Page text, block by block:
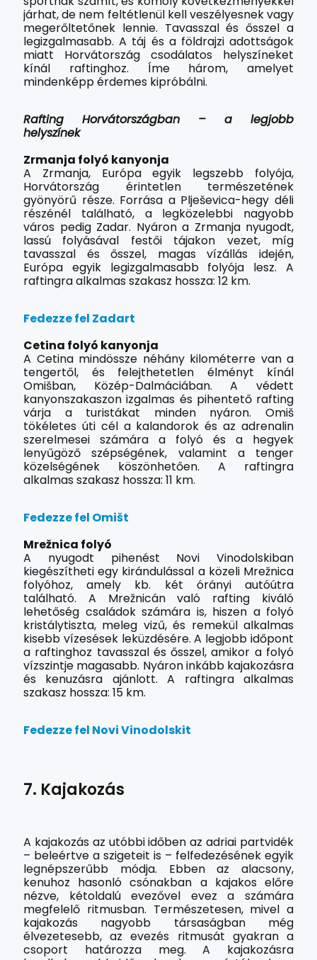
járhat, de nem feltétlenül kell veszélyesnek vagy
megerőltetőnek lennie. Tavasszal és ősszel a
legizgalmasabb. A táj és a földrajzi adottságok
miatt Horvátország csodálatos helyszíneket
kínál raftinghoz. Íme három, amelyet
mindenképp érdemes kipróbálni.
Rafting Horvátországban – a legjobb
helyszínek
Zrmanja folyó kanyonja
A Zrmanja, Európa egyik legszebb folyója,
Horvátország érintetlen természetének
gyönyörű része. Forrása a Plješevica-hegy déli
részénél található, a legközelebbi nagyobb
város pedig Zadar. Nyáron a Zrmanja nyugodt,
lassú folyásával festői tájakon vezet, míg
tavasszal és ősszel, magas vízállás idején,
Európa egyik legizgalmasabb folyója lesz. A
raftingra alkalmas szakasz hossza: 12 km.
Fedezze fel Zadart
Cetina folyó kanyonja
A Cetina mindössze néhány kilométerre van a
tengertől, és felejthetetlen élményt kínál
Omišban, Közép-Dalmáciában. A védett
kanyonszakaszon izgalmas és pihentető rafting
várja a turistákat minden nyáron. Omiš
tökéletes úti cél a kalandorok és az adrenalin
szerelmesei számára a folyó és a hegyek
lenyűgöző szépségének, valamint a tenger
közelségének köszönhetően. A raftingra
alkalmas szakasz hossza: 11 km.
Fedezze fel Omišt
Mrežnica folyó
A nyugodt pihenést Novi Vinodolskiban
kiegészítheti egy kirándulással a közeli Mrežnica
folyóhoz, amely kb. két órányi autóútra
található. A Mrežnicán való rafting kiváló
lehetőség családok számára is, hiszen a folyó
kristálytiszta, meleg vizű, és remekül alkalmas
kisebb vízesések leküzdésére. A legjobb időpont
a raftinghoz tavasszal és ősszel, amikor a folyó
vízszintje magasabb. Nyáron inkább kajakozásra
és kenuzásra ajánlott. A raftingra alkalmas
szakasz hossza: 15 km.
Fedezze fel Novi Vinodolskit
7. Kajakozás
A kajakozás az utóbbi időben az adriai partvidék
– beleértve a szigeteit is – felfedezésének egyik
legnépszerűbb módja. Ebben az alacsony,
kenuhoz hasonló csónakban a kajakos előre
nézve, kétoldalú evezővel evez a számára
megfelelő ritmusban. Természetesen, mivel a
kajakozás nagyobb társaságban még
élvezetesebb, az evezés ritmusát gyakran a
csoport határozza meg. A kajakozásra